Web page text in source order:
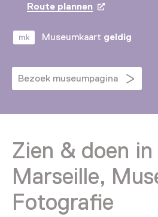
Route plannen Opent in een
Museumkaart geldig
Bezoek museumpagina
Zien & doen in
Marseille,
Fotografie